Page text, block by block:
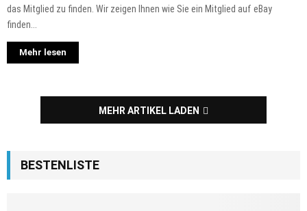
das Mitglied zu finden. Wir zeigen Ihnen wie Sie ein Mitglied auf eBay
finden...
Mehr lesen
MEHR ARTIKEL LADEN
BESTENLISTE